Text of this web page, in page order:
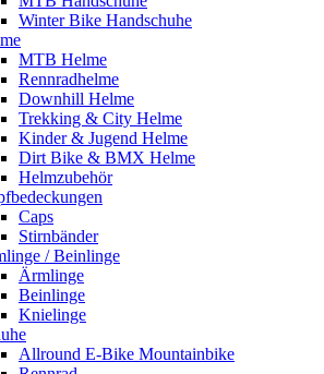
Winter Bike Handschuhe
MTB Helme
Rennradhelme
Downhill Helme
Trekking & City Helme
Kinder & Jugend Helme
Dirt Bike & BMX Helme
Helmzubehör
Caps
Stirnbänder
/ Beinlinge
Ärmlinge
Beinlinge
Knielinge
Allround E-Bike Mountainbike